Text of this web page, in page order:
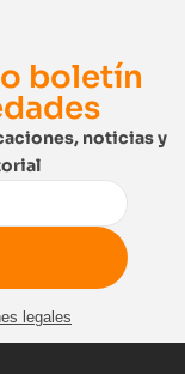
boletín
noticias y
legales